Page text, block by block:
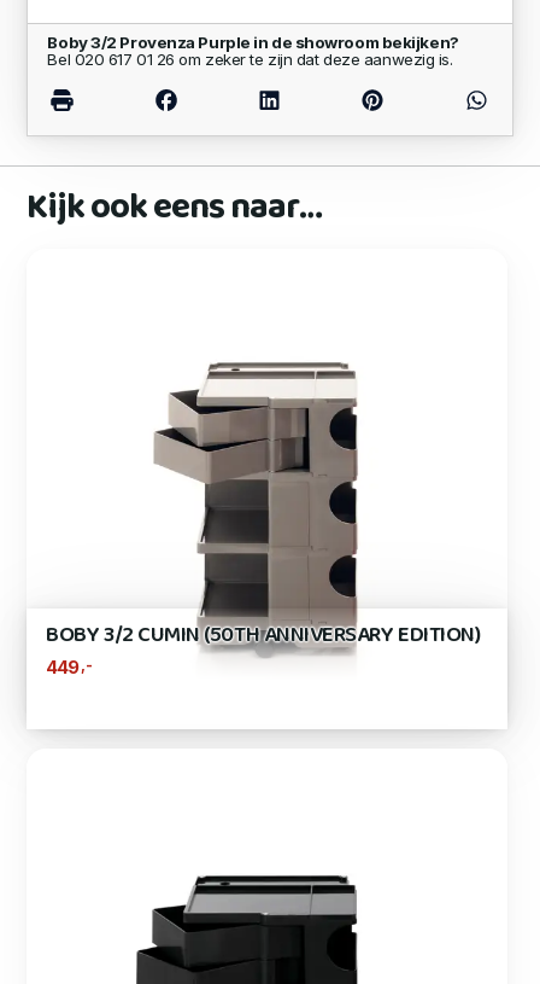
Boby 3/2 Provenza Purple in de showroom bekijken?
Bel 020 617 01 26 om zeker te zijn dat deze aanwezig is.
Kijk ook eens naar…
BOBY 3/2 CUMIN (50TH ANNIVERSARY EDITION)
449,-